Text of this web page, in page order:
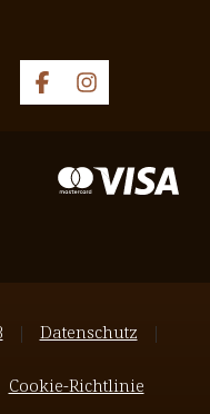
Datenschutz
Cookie-Richtlinie